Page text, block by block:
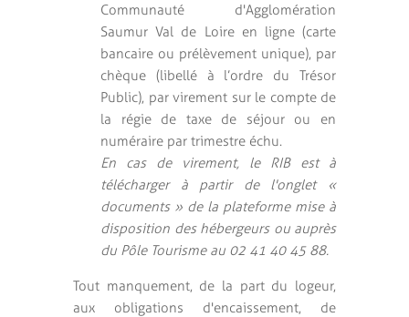
Communauté d'Agglomération
Saumur Val de Loire en ligne (carte
bancaire ou prélèvement unique), par
chèque (libellé à l’ordre du Trésor
Public), par virement sur le compte de
la régie de taxe de séjour ou en
numéraire par trimestre échu.
En cas de virement, le RIB est à
télécharger à partir de l'onglet «
documents » de la plateforme mise à
disposition des hébergeurs ou auprès
du Pôle Tourisme au 02 41 40 45 88.
Tout manquement, de la part du logeur,
aux obligations d'encaissement, de